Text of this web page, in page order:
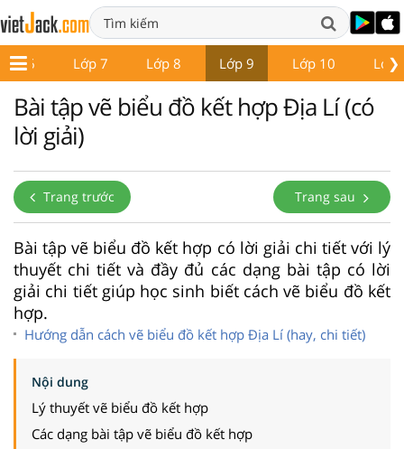
❯
Lớp 6 Lớp 7 Lớp 8 Lớp 9 Lớp 10 Lớp
Bài tập vẽ biểu đồ kết hợp Địa Lí (có
lời giải)
Trang trước Trang sau
Bài tập vẽ biểu đồ kết hợp có lời giải chi tiết với lý
thuyết chi tiết và đầy đủ các dạng bài tập có lời
giải chi tiết giúp học sinh biết cách vẽ biểu đồ kết
hợp.
Hướng dẫn cách vẽ biểu đồ kết hợp Địa Lí (hay, chi tiết)
Nội dung
Lý thuyết vẽ biểu đồ kết hợp
Các dạng bài tập vẽ biểu đồ kết hợp